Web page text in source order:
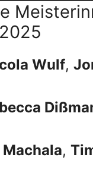
Wulf,
Machala,